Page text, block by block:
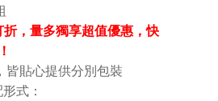
，量多獨享超值優惠，快
皆貼心提供分別包裝
式：